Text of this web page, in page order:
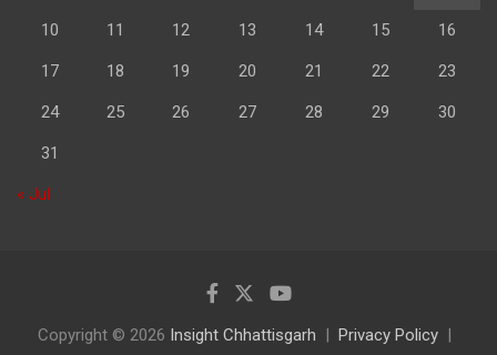
10 11 12 13 14 15 16
17 18 19 20 21 22 23
24 25 26 27 28 29 30
31
« Jul
Copyright © 2026 Insight Chhattisgarh
Privacy Policy